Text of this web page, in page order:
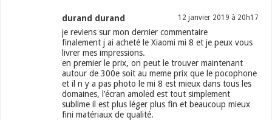
durand durand 12 janvier 2019 à 20h17
je reviens sur mon dernier commentaire
finalement j ai acheté le Xiaomi mi 8 et je peux vous
livrer mes impressions.
en premier le prix, on peut le trouver maintenant
autour de 300e soit au meme prix que le pocophone
et il n y a pas photo le mi 8 est mieux dans tous les
domaines, l’écran amoled est tout simplement
sublime il est plus léger plus fin et beaucoup mieux
fini matériaux de qualité.